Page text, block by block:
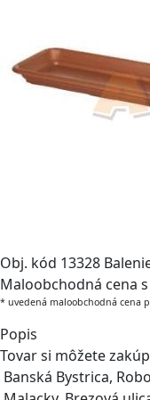
Obj. kód 13328
Maloobchodná cena
* uvedená maloobchodná cena
Popis
Tovar si môžete
Banská Bystrica,